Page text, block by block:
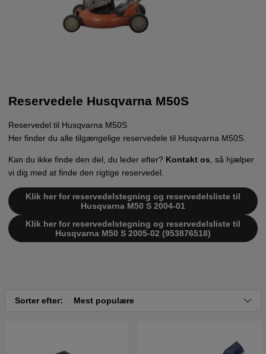
Reservedele Husqvarna M50S
Reservedel til Husqvarna M50S
Her finder du alle tilgængelige reservedele til Husqvarna M50S.
Kan du ikke finde den del, du leder efter? Kontakt os , så hjælper
vi dig med at finde den rigtige reservedel.
Klik her for reservedelstegning og reservedelsliste til
Husqvarna M50 S 2004-01
Klik her for reservedelstegning og reservedelsliste til
Husqvarna M50 S 2005-02 (953876518)
Sorter efter: Mest populære